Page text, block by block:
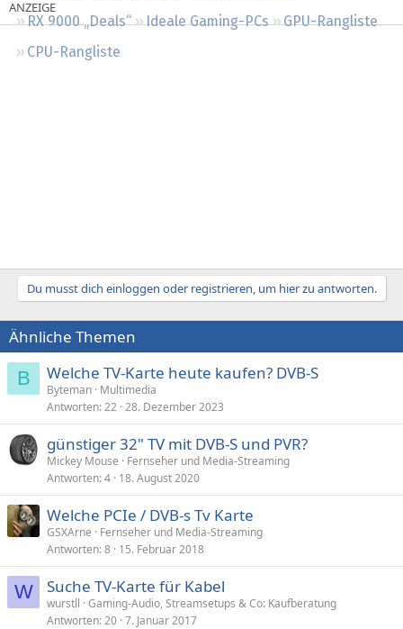
RX 9000 „Deals“
Ideale Gaming-PCs
GPU-Rangliste
CPU-Rangliste
Du musst dich einloggen oder registrieren, um hier zu antworten.
Ähnliche Themen
B Welche TV-Karte heute kaufen? DVB-S
Byteman Multimedia
Antworten 22 28. Dezember 2023
günstiger 32" TV mit DVB-S und PVR?
Mickey Mouse
Fernseher und Media-Streaming
Antworten 4 18. August 2020
Welche PCIe / DVB-s Tv Karte
GSXArne
Fernseher und Media-Streaming
Antworten 8 15. Februar 2018
W Suche TV-Karte für Kabel
wurstll Gaming-Audio, Streamsetups & Co: Kaufberatung
Antworten 20 7. Januar 2017